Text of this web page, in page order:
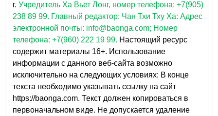
г. Учредитель Ха Вьет Лонг, номер телефона: +7(905)
238 89 99. Главный редактор: Чан Тхи Тху Ха: Адрес
электронной почты: info@baonga.com; Номер
телефона: +7(960) 222 19 99. Настоящий ресурс
содержит материалы 16+. Использование
информации с данного веб-сайта возможно
исключительно на следующих условиях: В конце
текста необходимо указывать ссылку на сайт
https://baonga.com. Текст должен копироваться в
первоначальном виде. Не допускается удаление